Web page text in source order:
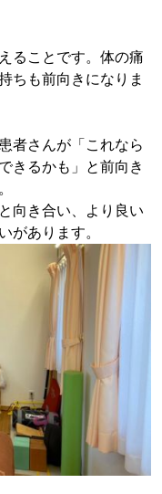
ることです。体の痛
ちも前向きになりま
者さんが「これなら
きるかも」と前向き
向き合い、より良い
があります。